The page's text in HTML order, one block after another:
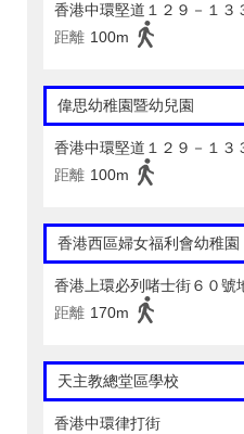
香港中環堅道１２９－１３
距離 100m
偉思幼稚園暨幼兒園
香港中環堅道１２９－１３
距離 100m
香港西區婦女福利會幼稚園
香港上環必列啫士街６０
距離 170m
天主教總堂區學校
香港中環律打街